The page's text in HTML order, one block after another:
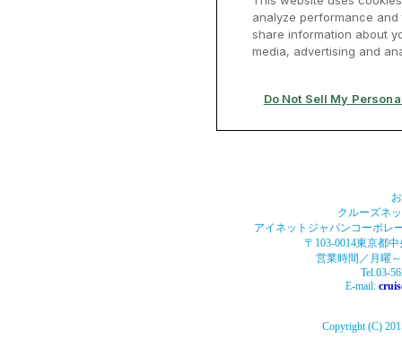
クルーズネ
アイネットジャパンコーポ
〒103-0014東京都
営業時間／月曜
Tel.03-
E-mail:
Copyright (C)